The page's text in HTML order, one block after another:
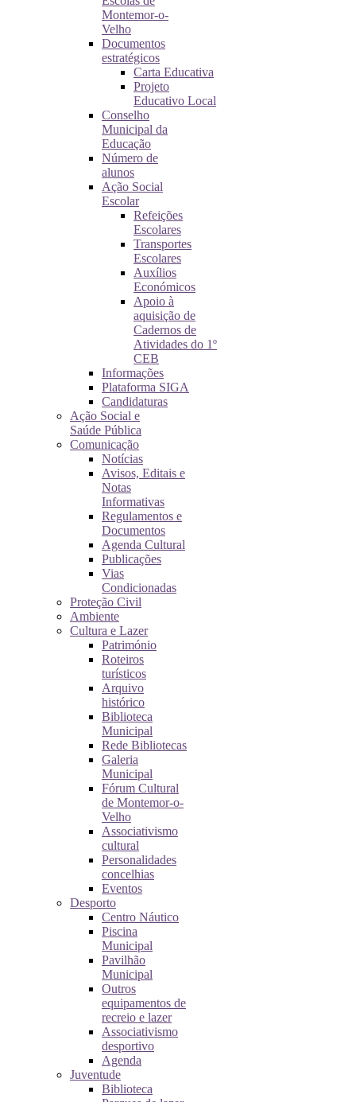
Montemor-o-
Velho
Documentos
estratégicos
Carta Educativa
Projeto
Educativo Local
Conselho
Municipal da
Educação
Número de
alunos
Ação Social
Escolar
Refeições
Escolares
Transportes
Escolares
Auxílios
Económicos
Apoio à
aquisição de
Cadernos de
Atividades do 1º
CEB
Informações
Plataforma SIGA
Candidaturas
Ação Social e
Saúde Pública
Comunicação
Notícias
Avisos, Editais e
Notas
Informativas
Regulamentos e
Documentos
Agenda Cultural
Publicações
Vias
Condicionadas
Proteção Civil
Ambiente
Cultura e Lazer
Património
Roteiros
turísticos
Arquivo
histórico
Biblioteca
Municipal
Rede Bibliotecas
Galeria
Municipal
Fórum Cultural
de Montemor-o-
Velho
Associativismo
cultural
Personalidades
concelhias
Eventos
Desporto
Centro Náutico
Piscina
Municipal
Pavilhão
Municipal
Outros
equipamentos de
recreio e lazer
Associativismo
desportivo
Agenda
Juventude
Biblioteca